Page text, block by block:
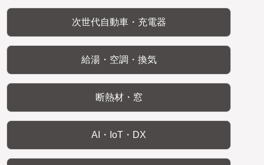
次世代自動車・充電器
給湯・空調・換気
断熱材・窓
AI・IoT・DX